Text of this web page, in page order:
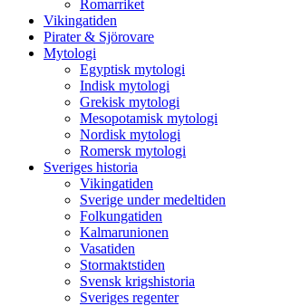
Romarriket
Vikingatiden
Pirater & Sjörovare
Mytologi
Egyptisk mytologi
Indisk mytologi
Grekisk mytologi
Mesopotamisk mytologi
Nordisk mytologi
Romersk mytologi
Sveriges historia
Vikingatiden
Sverige under medeltiden
Folkungatiden
Kalmarunionen
Vasatiden
Stormaktstiden
Svensk krigshistoria
Sveriges regenter